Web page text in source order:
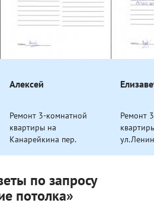
Алексей
Ремонт 3-комнатной
квартиры на
Канарейкина пер.
Ремонт
по запросу
потолка»